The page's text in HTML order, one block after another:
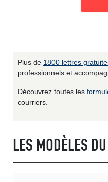
Plus de 1800 lettres
professionnels et
Découvrez toutes les
courriers.
LES MODÈLES